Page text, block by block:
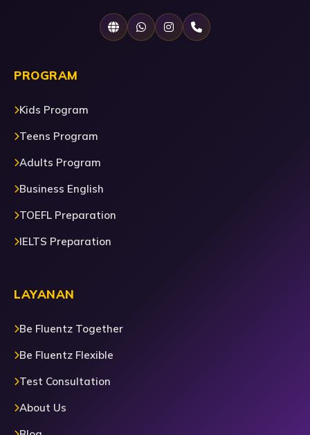
PROGRAM
Kids Program
Teens Program
Adults Program
Business English
TOEFL Preparation
IELTS Preparation
LAYANAN
Be Fluentz Together
Be Fluentz Flexible
Test Consultation
About Us